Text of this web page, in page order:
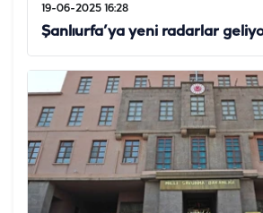
19-06-2025 16:28
Şanlıurfa’ya yeni radarlar